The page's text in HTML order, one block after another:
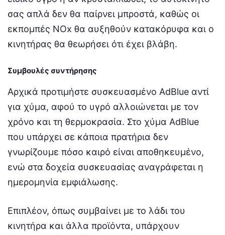
σας απλά δεν θα παίρνει μπροστά, καθώς οι
εκπομπές NOx θα αυξηθούν κατακόρυφα και ο
κινητήρας θα θεωρήσει ότι έχει βλάβη.
Συμβουλές συντήρησης
Αρχικά προτιμήστε συσκευασμένο AdBlue αντί
για χύμα, αφού το υγρό αλλοιώνεται με τον
χρόνο και τη θερμοκρασία. Στο χύμα AdBlue
που υπάρχει σε κάποια πρατήρια δεν
γνωρίζουμε πόσο καιρό είναι αποθηκευμένο,
ενώ στα δοχεία συσκευασίας αναγράφεται η
ημερομηνία εμφιάλωσης.
Επιπλέον, όπως συμβαίνει με το λάδι του
κινητήρα και άλλα προϊόντα, υπάρχουν